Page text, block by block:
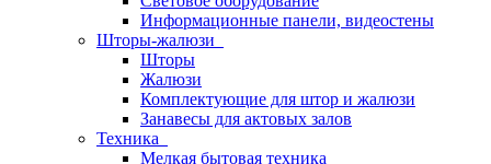
Информационные панели, видеостены
Шторы-жалюзи
Шторы
Жалюзи
Комплектующие для штор и жалюзи
Занавесы для актовых залов
Техника
Мелкая бытовая техника